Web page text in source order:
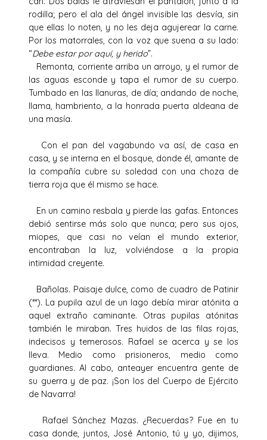
rodilla; pero el ala del ángel invisible las desvía, sin
que ellas lo noten, y no les deja agujerear la carne.
Por los matorrales, con la voz que suena a su lado:
“Debe estar por aquí, y herido”.
Remonta, corriente arriba un arroyo, y el rumor de
las aguas esconde y tapa el rumor de su cuerpo.
Tumbado en las llanuras, de día; andando de noche,
llama, hambriento, a la honrada puerta aldeana de
una masía.
Con el pan del vagabundo va así, de casa en
casa, y se interna en el bosque, donde él, amante de
la compañía cubre su soledad con una choza de
tierra roja que él mismo se hace.
En un camino resbala y pierde las gafas. Entonces
debió sentirse más solo que nunca; pero sus ojos,
miopes, que casi no veían el mundo exterior,
encontraban la luz, volviéndose a la propia
intimidad creyente.
Bañolas. Paisaje dulce, como de cuadro de Patinir
(**). La pupila azul de un lago debía mirar atónita a
aquel extraño caminante. Otras pupilas atónitas
también le miraban. Tres huidos de las filas rojas,
indecisos y temerosos. Rafael se acerca y se los
lleva. Medio como prisioneros, medio como
guardianes. Al cabo, anteayer encuentra gente de
su guerra y de paz. ¡Son los del Cuerpo de Ejército
de Navarra!
Rafael Sánchez Mazas. ¿Recuerdas? Fue en tu
casa donde, juntos, José Antonio, tú y yo, dijimos,